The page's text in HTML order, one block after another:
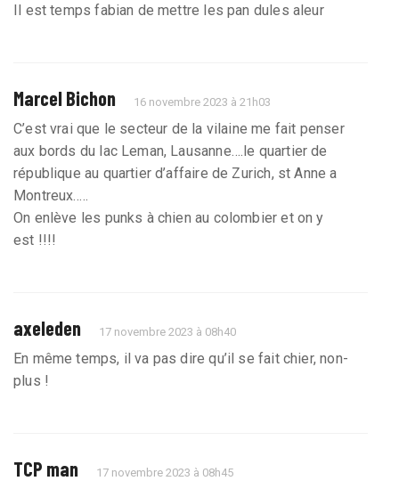
Il est temps fabian de mettre les pan dules aleur
Marcel Bichon 16 novembre 2023 à 21h03
C’est vrai que le secteur de la vilaine me fait penser
aux bords du lac Leman, Lausanne….le quartier de
république au quartier d’affaire de Zurich, st Anne a
Montreux…..
On enlève les punks à chien au colombier et on y
est !!!!
axeleden 17 novembre 2023 à 08h40
En même temps, il va pas dire qu’il se fait chier, non-
plus !
TCP man 17 novembre 2023 à 08h45